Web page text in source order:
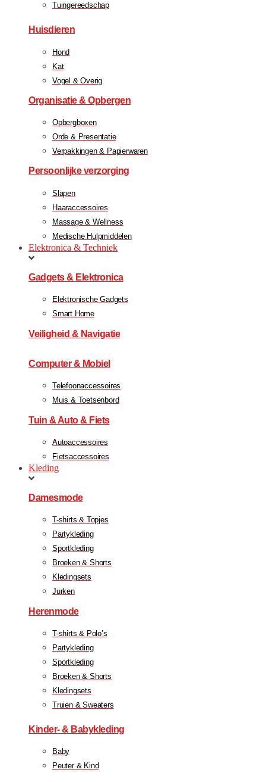
Tuingereedschap
Huisdieren
Hond
Kat
Vogel & Overig
Organisatie & Opbergen
Opbergboxen
Orde & Presentatie
Verpakkingen & Papierwaren
Persoonlijke verzorging
Slapen
Haaraccessoires
Massage & Wellness
Medische Hulpmiddelen
Elektronica & Techniek
Gadgets & Elektronica
Elektronische Gadgets
Smart Home
Veiligheid & Navigatie
Computer & Mobiel
Telefoonaccessoires
Muis & Toetsenbord
Tuin & Auto & Fiets
Autoaccessoires
Fietsaccessoires
Kleding
Damesmode
T-shirts & Topjes
Partykleding
Sportkleding
Broeken & Shorts
Kledingsets
Jurken
Herenmode
T-shirts & Polo’s
Partykleding
Sportkleding
Broeken & Shorts
Kledingsets
Truien & Sweaters
Kinder- & Babykleding
Baby
Peuter & Kind